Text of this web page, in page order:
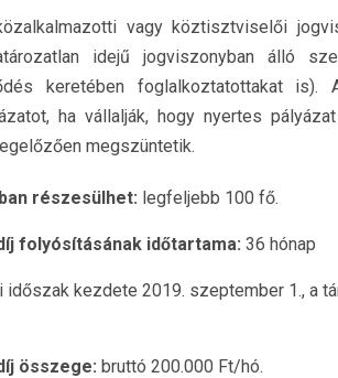
vagy köztisztviselői
idejű jogviszonyban álló
keretében foglalkoztatottakat
ha vállalják, hogy nyertes
megszüntetik.
részesülhet: legfeljebb 100 fő.
folyósításának időtartama: 36 hónap
időszak kezdete 2019. szeptember 1., a
összege: bruttó 200.000 Ft/hó.